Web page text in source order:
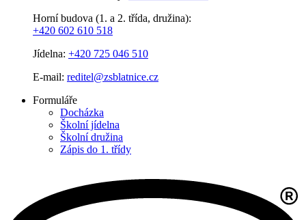
Horní budova (1. a 2. třída, družina):
+420 602 610 518
Jídelna: +420 725 046 510
E-mail: reditel@zsblatnice.cz
Formuláře
Docházka
Školní jídelna
Školní družina
Zápis do 1. třídy